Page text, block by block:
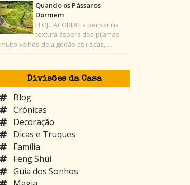
Quando os Pássaros
Dormem
H OJE ACORDEI a pensar na
textura áspera dos pijamas
muito velhos de algodão às riscas, …
Divisões da Casa
Blog
Crónicas
Decoração
Dicas e Truques
Família
Feng Shui
Guia dos Sonhos